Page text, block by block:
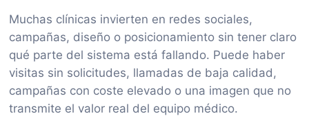
Muchas clínicas invierten en redes sociales,
campañas, diseño o posicionamiento sin tener claro
qué parte del sistema está fallando. Puede haber
visitas sin solicitudes, llamadas de baja calidad,
campañas con coste elevado o una imagen que no
transmite el valor real del equipo médico.